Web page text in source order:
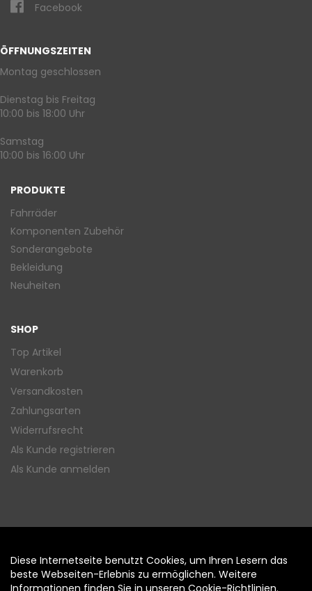
Facebook
ÖFFNUNGSZEITEN
Montag geschlossen
Dienstag bis Freitag
10:00 bis 18:00 Uhr
Samstag
10:00 bis 16:00 Uhr
PRODUKTE
Fahrräder
Komponenten Zubehör
Sonderangebote
Bekleidung
Neuheiten
SHOP
Top Artikel
Warenkorb
Versandkosten
Zahlungsarten
Widerrufsrecht
Als Kunde registrieren
Als Kunde anmelden
Diese Internetseite benutzt Cookies, um Ihren Lesern das
beste Webseiten-Erlebnis zu ermöglichen. Weitere
Informationen finden Sie in unseren Cookie-Richtlinien.
Auftrag widerrufen